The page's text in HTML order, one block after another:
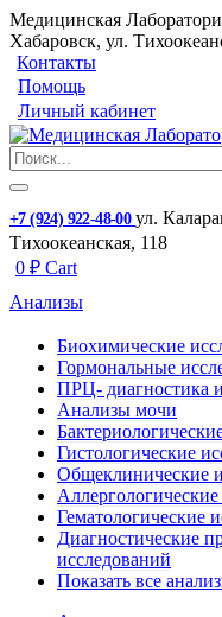
Медицинская
Хабаровск, ул.
Контакты
Помощь
Личный кабинет
+7 (924) 922-48-00 ул.
Тихоокеанская, 118
0 ₽ Cart
Анализы
Биохимические
Гормональные
ПРЦ- диагностика
Анализы мочи
Гистологические
Общеклинические
Гематологические
Диагностические
исследований
Показать все